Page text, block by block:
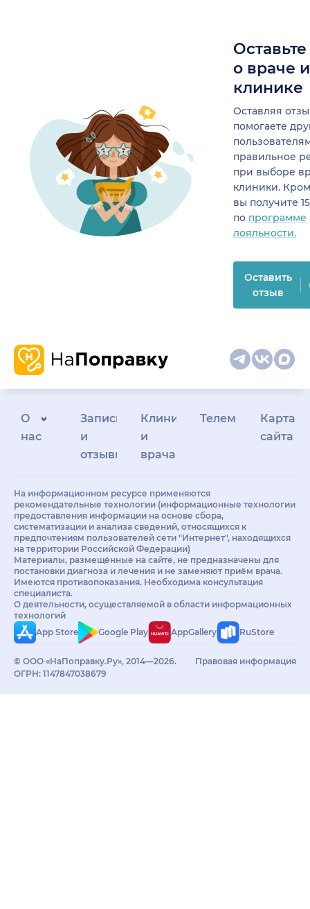
о враче
клинике
Оставляя
помогаете
правильное
при выборе
клиники.
вы получите
по программе
лояльности.
Оставить
отзыв
О
нас
Запись
и
отзывы
Клиникам
и
врачам
Телемедицина
Карта
сайта
На информационном ресурсе применяются
рекомендательные технологии (информационные технологии
предоставления информации на основе сбора,
систематизации и анализа сведений, относящихся к
предпочтениям пользователей сети "Интернет", находящихся
на территории Российской Федерации)
Материалы, размещённые на сайте, не предназначены для
постановки диагноза и лечения и не заменяют приём врача.
Имеются противопоказания. Необходима консультация
специалиста.
О деятельности, осуществляемой в области информационных
технологий
App Store
Google Play AppGallery RuStore
© ООО «НаПоправку.Ру», 2014—2026.
ОГРН: 1147847038679
Правовая информация